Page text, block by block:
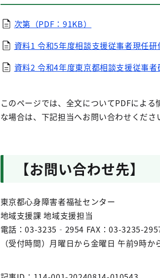
次第（PDF：91KB）
資料1 令和5年度相談支援従事者現任
資料2 令和4年度東京都相談支援従事
このページでは、全文についてPDFによ
な場合は、下記担当へお問い合わせくださ
【お問い合わせ先】
東京都心身障害者福祉センター
地域支援課 地域支援担当
電話：03-3235‐2954 FAX：03-3235-
（受付時間）月曜日から金曜日 午前9時か